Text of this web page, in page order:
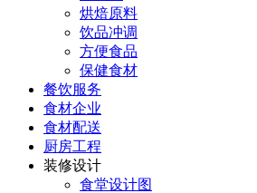
烘焙原料
饮品冲调
方便食品
保健食材
餐饮服务
食材企业
食材配送
厨房工程
装修设计
食堂设计图